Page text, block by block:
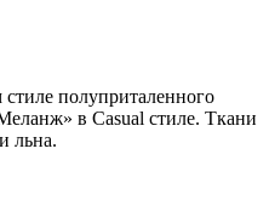
полуприталенного
в Casual стиле. Ткани
льна.